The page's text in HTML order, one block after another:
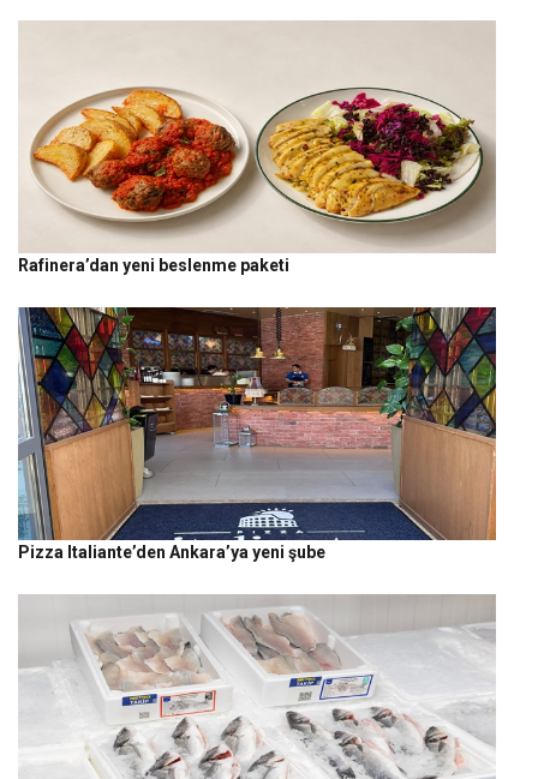
Rafinera’dan yeni beslenme paketi
Pizza Italiante’den Ankara’ya yeni şube